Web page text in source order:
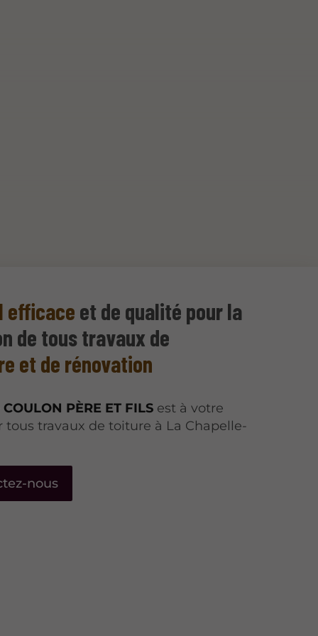
efficace et de qualité pour la
de tous travaux de
et de rénovation
COULON PÈRE ET FILS est à votre
tous travaux de toiture à La Chapelle-
nous